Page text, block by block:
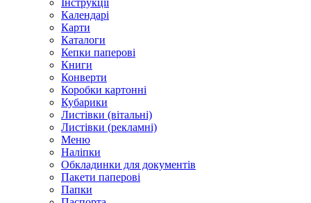
Інструкції
Календарі
Карти
Каталоги
Кепки паперові
Книги
Конверти
Коробки картонні
Кубарики
Листівки (вітальні)
Листівки (рекламні)
Меню
Наліпки
Обкладинки для документів
Пакети паперові
Папки